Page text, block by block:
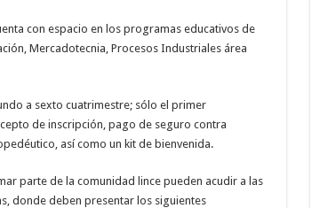
con espacio en los programas educativos de
Mercadotecnia, Procesos Industriales área
a sexto cuatrimestre; sólo el primer
de inscripción, pago de seguro contra
así como un kit de bienvenida.
parte de la comunidad lince pueden acudir a las
donde deben presentar los siguientes